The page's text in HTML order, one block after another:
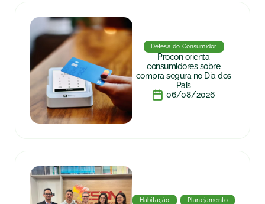
Defesa do Consumidor
Procon orienta
consumidores sobre
compra segura no Dia dos
Pais
06/08/2026
Habitação Planejamento